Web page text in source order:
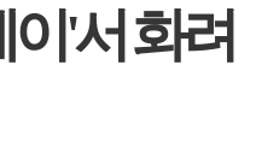
'서 화려